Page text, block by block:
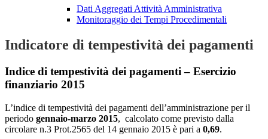
Dati Aggregati Attività Amministrativa
Monitoraggio dei Tempi Procedimentali
Indicatore di tempestività dei pagamenti
Indice di tempestività dei pagamenti – Esercizio
finanziario 2015
L’indice di tempestività dei pagamenti dell’amministrazione per il
periodo gennaio-marzo 2015, calcolato come previsto dalla
circolare n.3 Prot.2565 del 14 gennaio 2015 è pari a 0,69.